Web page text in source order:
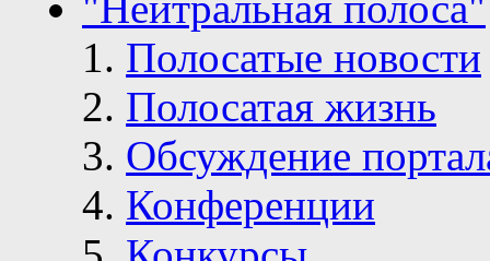
Полосатые новости
Полосатая жизнь
Обсуждение
Конференции